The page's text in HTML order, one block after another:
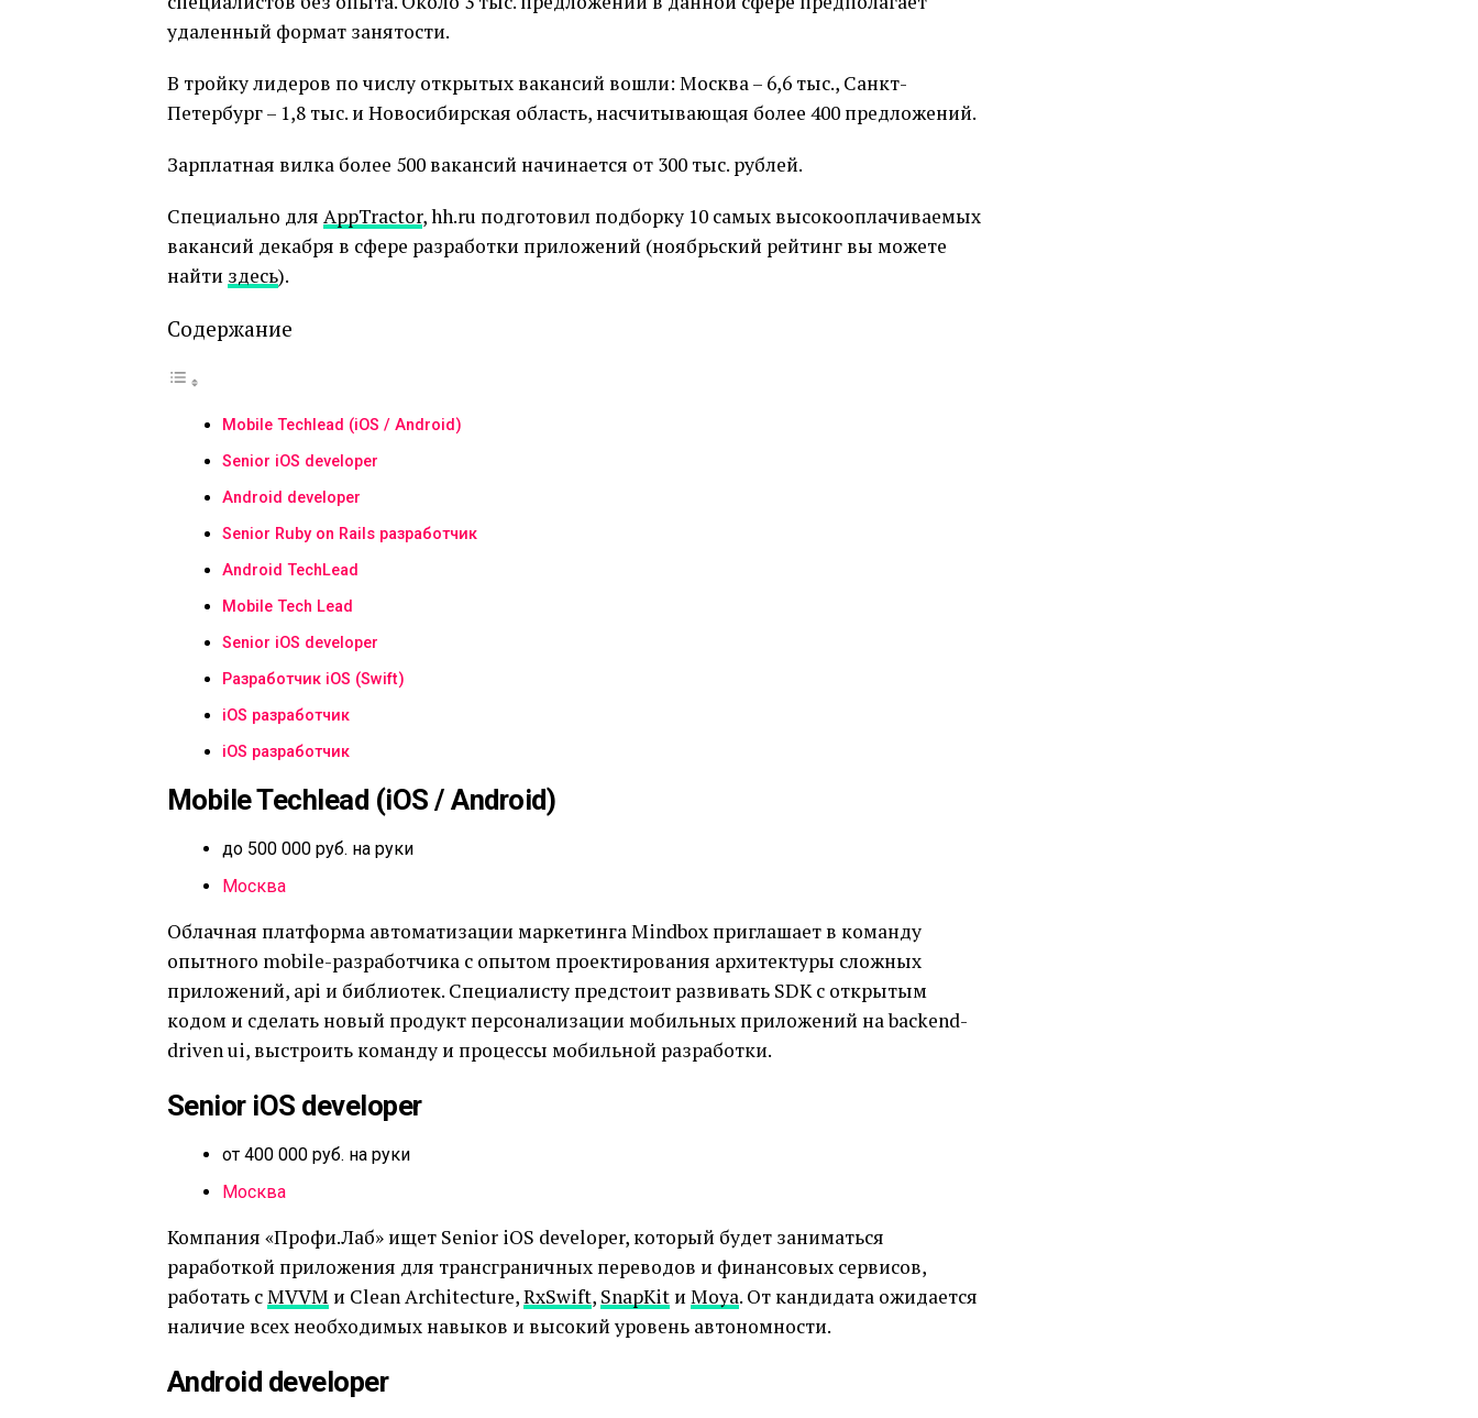
удаленный формат занятости.
В тройку лидеров по числу открытых вакансий вошли: Москва – 6,6 тыс., Санкт-
Петербург – 1,8 тыс. и Новосибирская область, насчитывающая более 400 предложений.
Зарплатная вилка более 500 вакансий начинается от 300 тыс. рублей.
Специально для AppTractor, hh.ru подготовил подборку 10 самых высокооплачиваемых
вакансий декабря в сфере разработки приложений (ноябрьский рейтинг вы можете
найти здесь).
Содержание
Mobile Techlead (iOS / Android)
Senior iOS developer
Android developer
Senior Ruby on Rails разработчик
Android TechLead
Mobile Tech Lead
Senior iOS developer
Разработчик iOS (Swift)
iOS разработчик
iOS разработчик
Mobile Techlead (iOS / Android)
до 500 000 руб. на руки
Москва
Облачная платформа автоматизации маркетинга Mindbox приглашает в команду
опытного mobile-разработчика с опытом проектирования архитектуры сложных
приложений, api и библиотек. Специалисту предстоит развивать SDK c открытым
кодом и сделать новый продукт персонализации мобильных приложений на backend-
driven ui, выстроить команду и процессы мобильной разработки.
Senior iOS developer
от 400 000 руб. на руки
Москва
Компания «Профи.Лаб» ищет Senior iOS developer, который будет заниматься
раработкой приложения для трансграничных переводов и финансовых сервисов,
работать сMVVM и Clean Architecture,RxSwift, SnapKit и Moya. От кандидата ожидается
наличие всех необходимых навыков и высокий уровень автономности.
Android developer